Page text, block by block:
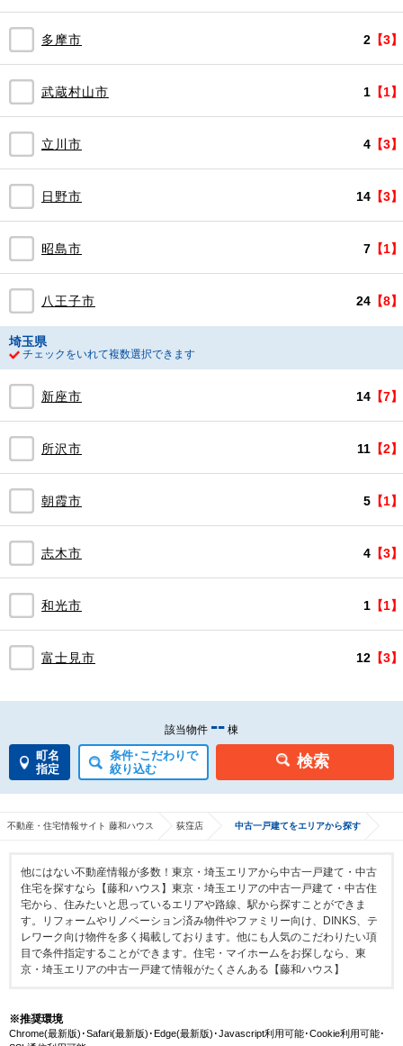
多摩市 【3】
2
武蔵村山市 【1】
1
立川市 【3】
4
日野市 【3】
14
昭島市 【1】
7
八王子市 【8】
24
埼玉県
チェックをいれて複数選択できます
新座市 【7】
14
所沢市 【2】
11
朝霞市 【1】
5
志木市 【3】
4
和光市 【1】
1
富士見市 【3】
12
該当物件 -- 棟
町名
指定
条件･こだわりで
絞り込む
検索
不動産・住宅情報サイト 藤和ハウス 荻窪店 中古一戸建てをエリアから探す
他にはない不動産情報が多数！東京・埼玉エリアから中古一戸建て・中古
住宅を探すなら【藤和ハウス】東京・埼玉エリアの中古一戸建て・中古住
宅から、住みたいと思っているエリアや路線、駅から探すことができま
す。リフォームやリノベーション済み物件やファミリー向け、DINKS、テ
レワーク向け物件を多く掲載しております。他にも人気のこだわりたい項
目で条件指定することができます。住宅・マイホームをお探しなら、東
京・埼玉エリアの中古一戸建て情報がたくさんある【藤和ハウス】
※推奨環境
Chrome(最新版)･Safari(最新版)･Edge(最新版)･Javascript利用可能･Cookie利用可能･